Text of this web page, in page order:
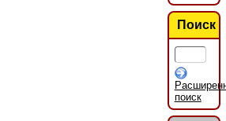
Поиск
поиск